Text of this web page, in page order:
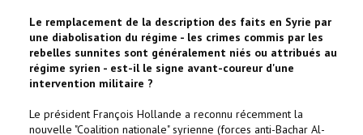
LE CENTRE
CONTACT
Le remplacement de la description des faits en Syrie par
une diabolisation du régime - les crimes commis par les
rebelles sunnites sont généralement niés ou attribués au
régime syrien - est-il le signe avant-coureur d'une
intervention militaire ?
Le président François Hollande a reconnu récemment la
nouvelle "Coalition nationale" syrienne (forces anti-Bachar Al-